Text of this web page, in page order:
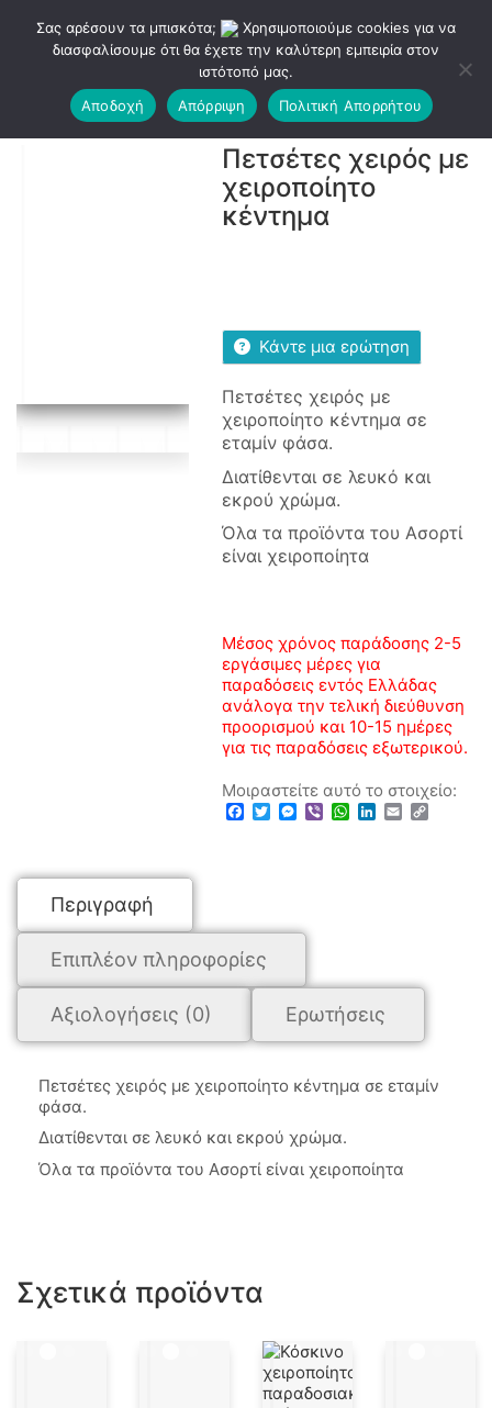
Πετσέτες χειρός με
χειροποίητο
κέντημα
Κάντε μια ερώτηση
Πετσέτες χειρός με
χειροποίητο κέντημα σε
εταμίν φάσα.
Διατίθενται σε λευκό και
εκρού χρώμα.
Όλα τα προϊόντα του Ασορτί
είναι χειροποίητα
Μέσος χρόνος παράδοσης 2-5
εργάσιμες μέρες για
παραδόσεις εντός Ελλάδας
ανάλογα την τελική διεύθυνση
προορισμού και 10-15 ημέρες
για τις παραδόσεις εξωτερικού.
Μοιραστείτε αυτό το στοιχείο:
Facebook
TwitterMessenger
ViberWhatsApp
LinkedIn
EmailCopy
Περιγραφή
Επιπλέον πληροφορίες
Αξιολογήσεις (0) Ερωτήσεις
Πετσέτες χειρός με χειροποίητο κέντημα σε εταμίν
φάσα.
Διατίθενται σε λευκό και εκρού χρώμα.
Όλα τα προϊόντα του Ασορτί είναι χειροποίητα
Σχετικά προϊόντα
Σας αρέσουν τα μπισκότα;
Χρησιμοποιούμε cookies για να
διασφαλίσουμε ότι θα έχετε την καλύτερη εμπειρία στον
ιστότοπό μας.
Αποδοχή
Απόρριψη Πολιτική Απορρήτου